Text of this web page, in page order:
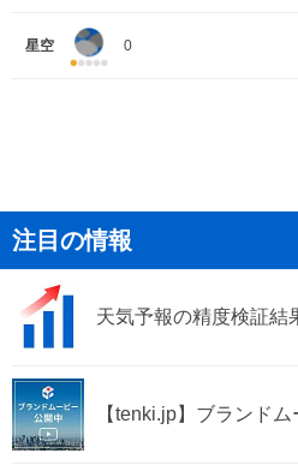
星空 0
注目の情報
天気予報の精度検証結
【tenki.jp】ブランド